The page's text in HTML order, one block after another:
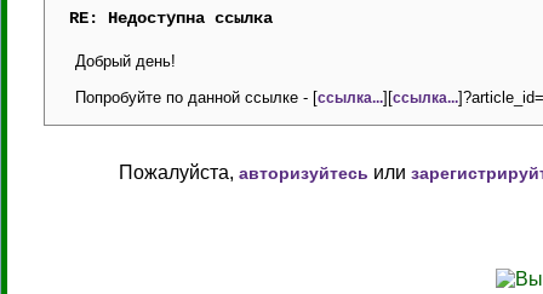
RE: Недоступна ссылка
Добрый день!
Попробуйте по данной ссылке - [ссылка...][ссылка...
Пожалуйста, авторизуйтесь или